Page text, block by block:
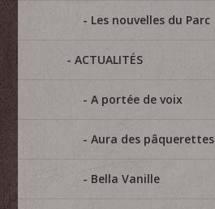
Les nouvelles du Parc
ACTUALITÉS
A portée de voix
Aura des pâquerettes
Bella Vanille